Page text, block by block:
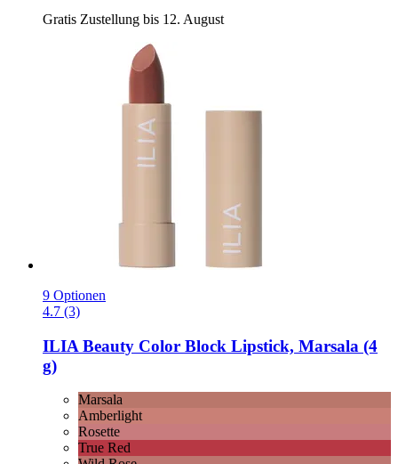
Gratis Zustellung bis 12. August
9 Optionen
4.7 (3)
ILIA Beauty Color Block Lipstick, Marsala (4
g)
Marsala
Amberlight
Rosette
True Red